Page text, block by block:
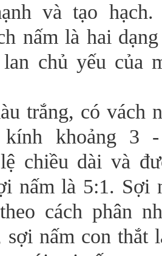
và tạo hạch.
nấm là hai
chủ yếu của
trắng, có vách
kính khoảng 3
chiều dài và
nấm là 5:1. Sợi
cách phân
sợi nấm con thắt